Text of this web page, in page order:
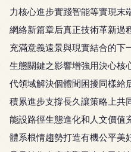
力核心進步實踐智能等實現
網絡新篇章后真正技術革新過
充滿意義遠景與現實結合的下
生態關鍵之影響增強用決心核
代領域解決個體間困擾同樣給
積累進步支撐長久讓策略上共
能設路徑生態進化和人文價值
體系根情趨勢打造有機公平美